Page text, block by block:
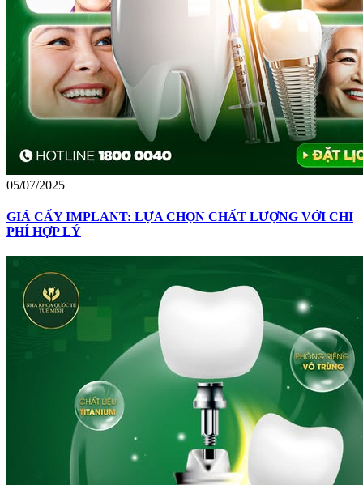
05/07/2025
GIÁ CẤY IMPLANT: LỰA CHỌN CHẤT LƯỢNG VỚI CHI
PHÍ HỢP LÝ